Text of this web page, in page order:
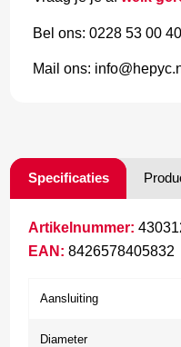
Bel ons: 0228 53 00
Mail ons:
Specificaties
Artikelnummer:
EAN: 8426578405832
Aansluiting
Diameter